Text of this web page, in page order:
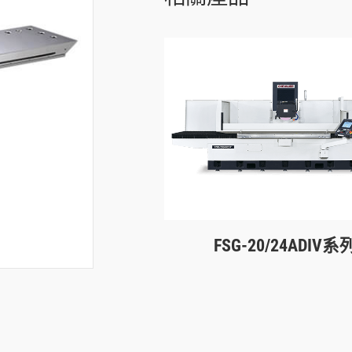
FSG-20/24ADIV系